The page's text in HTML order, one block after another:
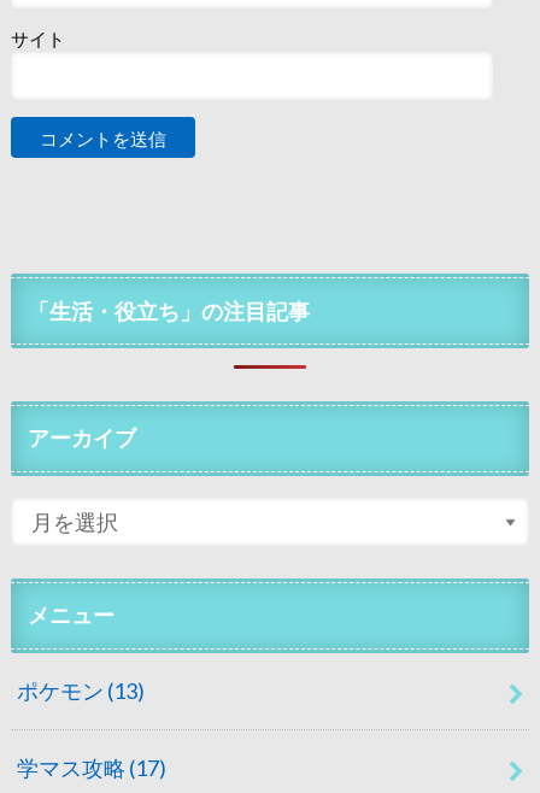
サイト
「生活・役立ち」の注目記事
アーカイブ
メニュー
ポケモン (13)
学マス攻略 (17)